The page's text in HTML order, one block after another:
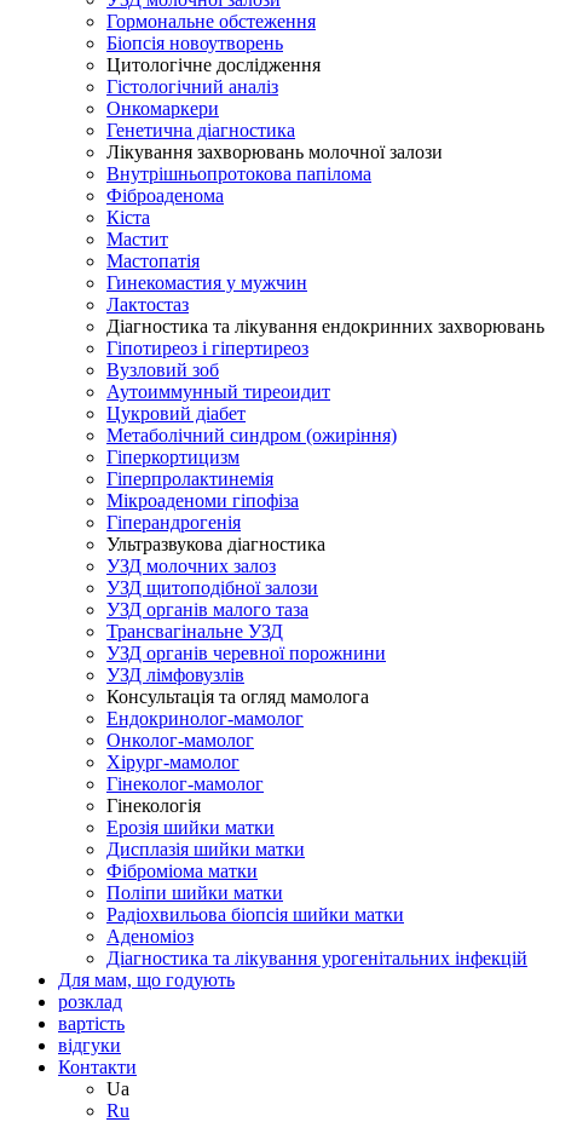
Гормональне обстеження
Біопсія новоутворень
Цитологічне дослідження
Гістологічний аналіз
Онкомаркери
Генетична діагностика
Лікування захворювань молочної залози
Внутрішньопротокова папілома
Фіброаденома
Кіста
Мастит
Мастопатія
Гинекомастия у мужчин
Лактостаз
Діагностика та лікування ендокринних захворювань
Гіпотиреоз і гіпертиреоз
Вузловий зоб
Аутоиммунный тиреоидит
Цукровий діабет
Метаболічний синдром (ожиріння)
Гіперкортицизм
Гіперпролактинемія
Мікроаденоми гіпофіза
Гіперандрогенія
Ультразвукова діагностика
УЗД молочних залоз
УЗД щитоподібної залози
УЗД органів малого таза
Трансвагінальне УЗД
УЗД органів черевної порожнини
УЗД лімфовузлів
Консультація та огляд мамолога
Ендокринолог-мамолог
Онколог-мамолог
Хірург-мамолог
Гінеколог-мамолог
Гінекологія
Ерозія шийки матки
Дисплазія шийки матки
Фіброміома матки
Поліпи шийки матки
Радіохвильова біопсія шийки матки
Аденоміоз
Діагностика та лікування урогенітальних інфекцій
Для мам, що годують
розклад
вартість
відгуки
Контакти
Ua
Ru